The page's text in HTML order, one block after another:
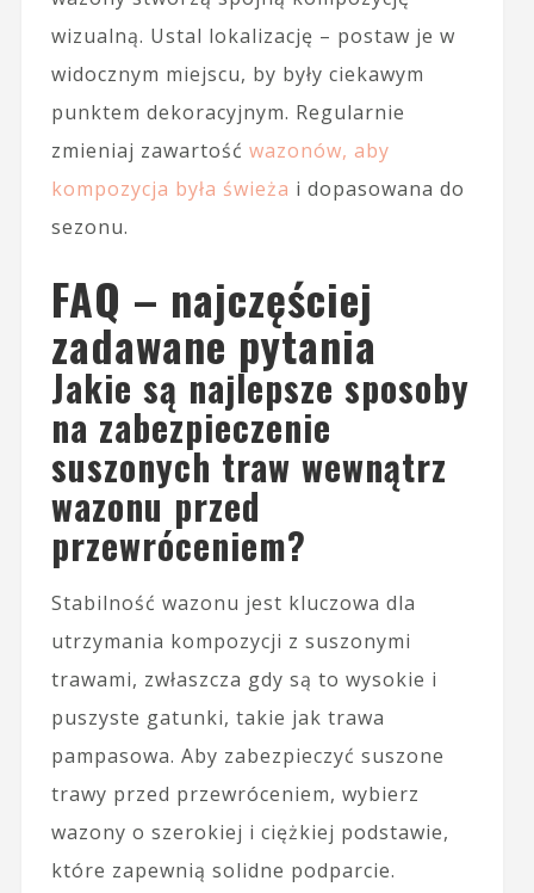
wizualną. Ustal lokalizację – postaw je w
widocznym miejscu, by były ciekawym
punktem dekoracyjnym. Regularnie
zmieniaj zawartość wazonów, aby
kompozycja była świeża i dopasowana do
sezonu.
FAQ – najczęściej
zadawane pytania
Jakie są najlepsze sposoby
na zabezpieczenie
suszonych traw wewnątrz
wazonu przed
przewróceniem?
Stabilność wazonu jest kluczowa dla
utrzymania kompozycji z suszonymi
trawami, zwłaszcza gdy są to wysokie i
puszyste gatunki, takie jak trawa
pampasowa. Aby zabezpieczyć suszone
trawy przed przewróceniem, wybierz
wazony o szerokiej i ciężkiej podstawie,
które zapewnią solidne podparcie.